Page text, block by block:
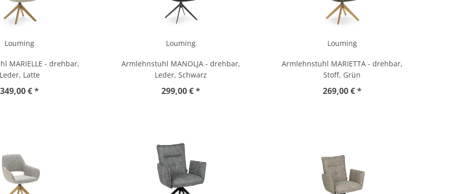
Louming
MARIELLE - drehbar,
Leder, Latte
349,00 € *
Louming
Armlehnstuhl MANOLJA - drehbar,
Leder, Schwarz
299,00 € *
Louming
Armlehnstuhl MARIETTA - drehbar,
Stoff, Grün
269,00 € *